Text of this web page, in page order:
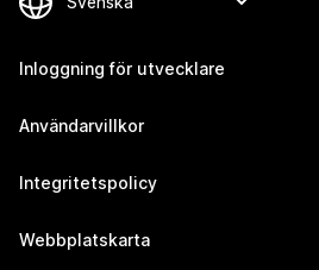
Inloggning för utvecklare
Användarvillkor
Integritetspolicy
Webbplatskarta